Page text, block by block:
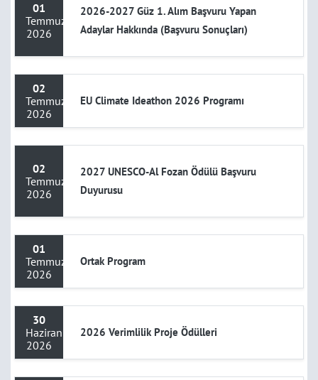
01
Temmuz
2026
2026-2027 Güz 1. Alım Başvuru Yapan
Adaylar Hakkında (Başvuru Sonuçları)
02
Temmuz
2026
EU Climate Ideathon 2026 Programı
02
Temmuz
2026
2027 UNESCO-Al Fozan Ödülü Başvuru
Duyurusu
01
Temmuz
2026
Ortak Program
30
Haziran
2026
2026 Verimlilik Proje Ödülleri